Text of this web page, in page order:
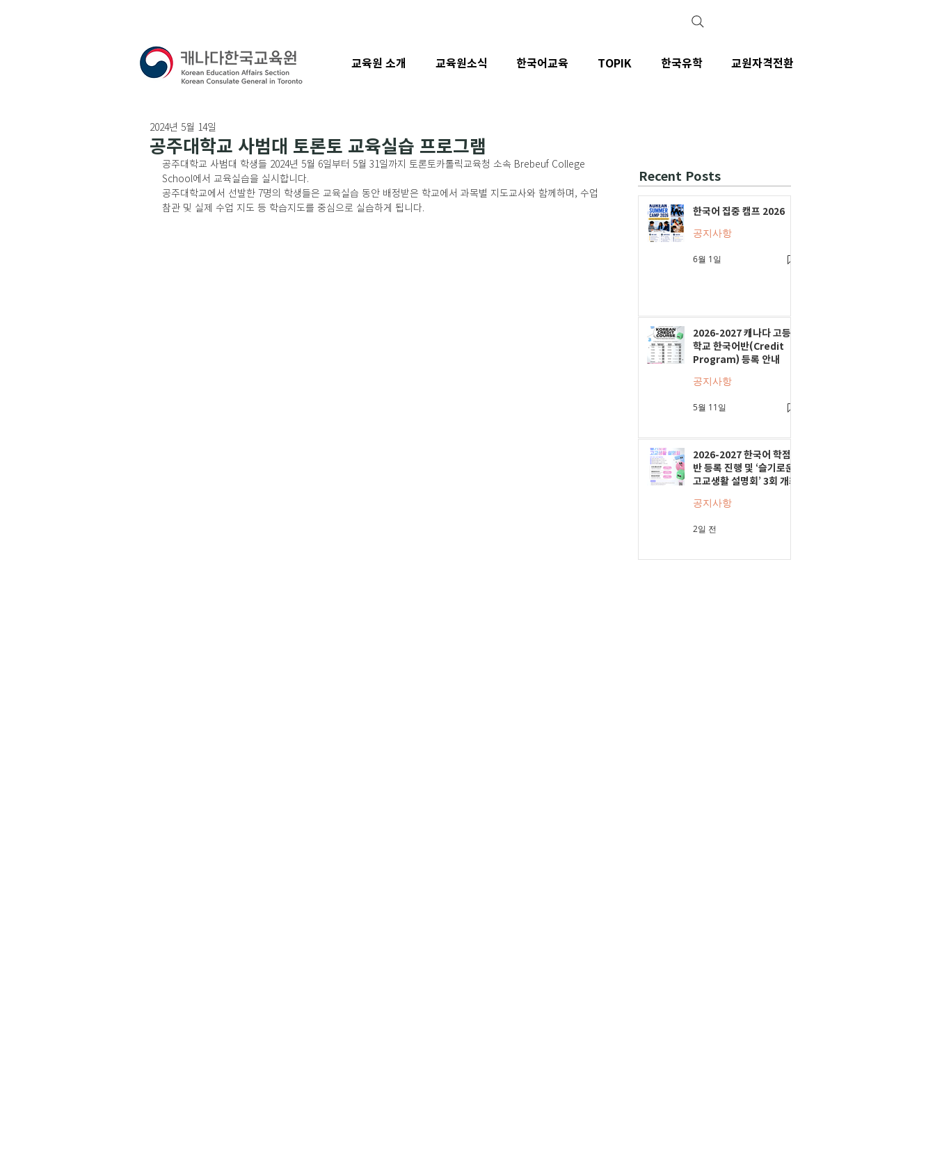
공주대학교 사범대 토론토 교육실습 프로그램
2024년 5월 14일
공주대학교 사범대 학생들 2024년 5월 6일부터 5월 31일까지 토론토카톨릭교육청 소속 Brebeuf College
School에서 교육실습을 실시합니다.
공주대학교에서 선발한 7명의 학생들은 교육실습 동안 배정받은 학교에서 과목별 지도교사와 함께하며, 수업
참관 및 실제 수업 지도 등 학습지도를 중심으로 실습하게 됩니다.
Recent Posts
한국어 집중 캠프 2026
공지사항
6월 1일
2026-2027 캐나다 고등
학교 한국어반(Credit
Program) 등록 안내
공지사항
5월 11일
2026-2027 한국어 학점
반 등록 진행 및 ‘슬기로운
고교생활 설명회’ 3회 개최
공지사항
2일 전
교육원 소개 교육원소식 한국어교육 TOPIK 한국유학 교원자격전환